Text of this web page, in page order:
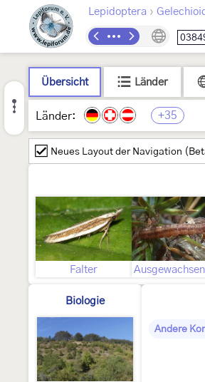
Lepidoptera ›
Übersicht Länder
Länder: +35
Neues Layout der Navigation
Falter
Biologie
Andere